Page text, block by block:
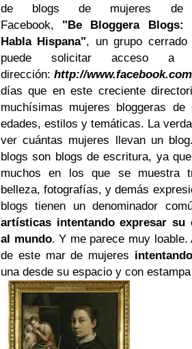
de blogs de mujeres de
Facebook,
"Be
Bloggera Blogs:
Habla Hispana", un grupo cerrado
puede solicitar acceso
dirección: http://
días que en este creciente
muchísimas mujeres bloggeras de
edades, estilos y temáticas. La
ver cuántas mujeres llevan un
blogs son blogs de escritura, ya
muchos en los que se muestra
belleza, fotografías, y demás
blogs tienen un denominador
artísticas intentando expresar su
al mundo. Y me parece muy
de este mar de mujeres
una desde su espacio y con